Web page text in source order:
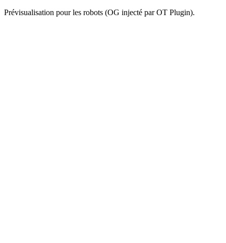
Prévisualisation pour les robots (OG injecté par OT Plugin).